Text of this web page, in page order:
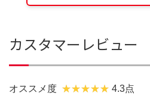
カスタマーレビュー
オススメ度 4.3点